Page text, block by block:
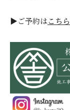
▶ご予約はこちら